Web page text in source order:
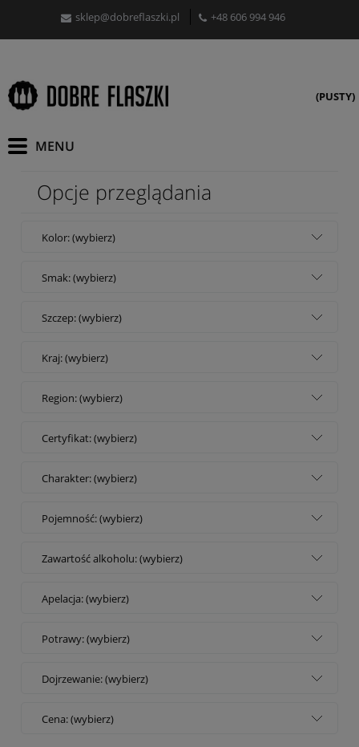
sklep@dobreflaszki.pl +48 606 994 946
(PUSTY)
Opcje przeglądania
Kolor: (wybierz)
Smak: (wybierz)
Szczep: (wybierz)
Kraj: (wybierz)
Region: (wybierz)
Certyfikat: (wybierz)
Charakter: (wybierz)
Pojemność: (wybierz)
Zawartość alkoholu: (wybierz)
Apelacja: (wybierz)
Potrawy: (wybierz)
Dojrzewanie: (wybierz)
Cena: (wybierz)